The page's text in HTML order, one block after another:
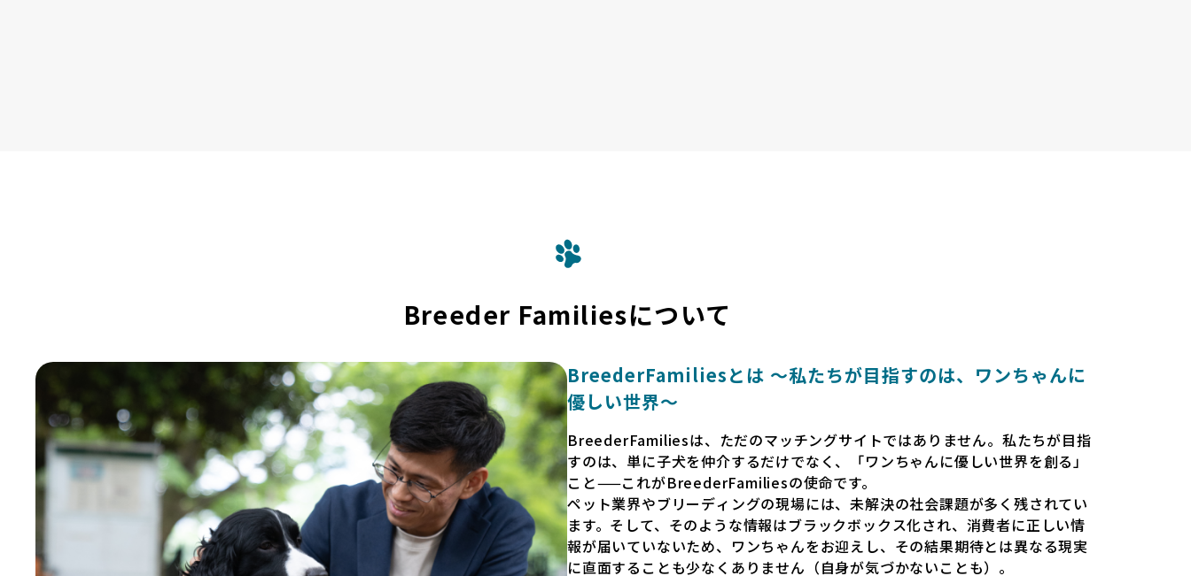
Breeder Familiesについて
BreederFamiliesとは 〜私たちが目指すのは、ワンちゃんに
優しい世界〜
BreederFamiliesは、ただのマッチングサイトではありません。私たちが目指
すのは、単に子犬を仲介するだけでなく、「ワンちゃんに優しい世界を創る」
こと——これがBreederFamiliesの使命です。
ペット業界やブリーディングの現場には、未解決の社会課題が多く残されてい
ます。そして、そのような情報はブラックボックス化され、消費者に正しい情
報が届いていないため、ワンちゃんをお迎えし、その結果期待とは異なる現実
に直面することも少なくありません（自身が気づかないことも）。